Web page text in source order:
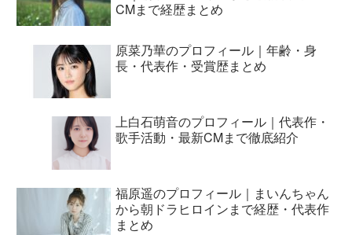
CMまで経歴まとめ
原菜乃華のプロフィール｜年齢・身
長・代表作・受賞歴まとめ
上白石萌音のプロフィール｜代表作・
歌手活動・最新CMまで徹底紹介
福原遥のプロフィール｜まいんちゃん
から朝ドラヒロインまで経歴・代表作
まとめ